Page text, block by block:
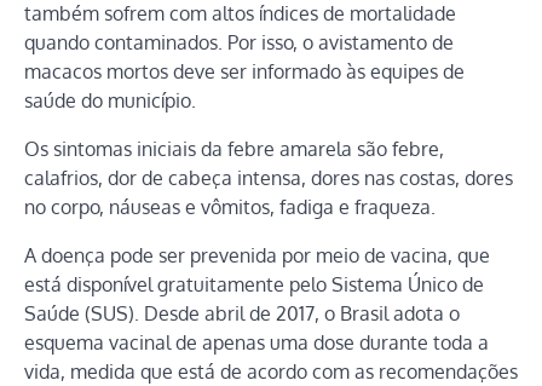
também sofrem com altos índices de mortalidade
quando contaminados. Por isso, o avistamento de
macacos mortos deve ser informado às equipes de
saúde do município.
Os sintomas iniciais da febre amarela são febre,
calafrios, dor de cabeça intensa, dores nas costas, dores
no corpo, náuseas e vômitos, fadiga e fraqueza.
A doença pode ser prevenida por meio de vacina, que
está disponível gratuitamente pelo Sistema Único de
Saúde (SUS). Desde abril de 2017, o Brasil adota o
esquema vacinal de apenas uma dose durante toda a
vida, medida que está de acordo com as recomendações